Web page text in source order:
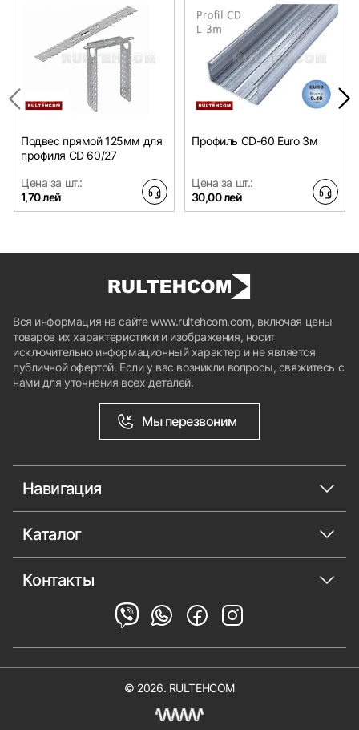
Подвес прямой 125мм для
профиля CD 60/27
Цена за шт.:
1,70 лей
Профиль CD-60 Euro 3м
Цена за шт.:
30,00 лей
Вся информация на сайте www.rultehcom.com, включая цены
товаров их характеристики и изображения, носит
исключительно информационный характер и не является
публичной офертой. Если у вас возникли вопросы, свяжитесь с
нами для уточнения всех деталей.
Мы перезвоним
Навигация
Каталог
Контакты
© 2026. RULTEHCOM